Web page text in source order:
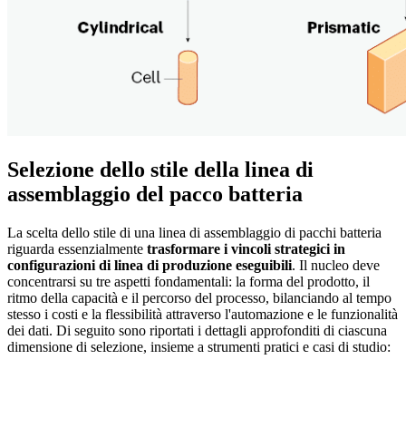
Selezione dello stile della linea di
assemblaggio del pacco batteria
La scelta dello stile di una linea di assemblaggio di pacchi batteria
riguarda essenzialmente trasformare i vincoli strategici in
configurazioni di linea di produzione eseguibili. Il nucleo deve
concentrarsi su tre aspetti fondamentali: la forma del prodotto, il
ritmo della capacità e il percorso del processo, bilanciando al tempo
stesso i costi e la flessibilità attraverso l'automazione e le funzionalità
dei dati. Di seguito sono riportati i dettagli approfonditi di ciascuna
dimensione di selezione, insieme a strumenti pratici e casi di studio: